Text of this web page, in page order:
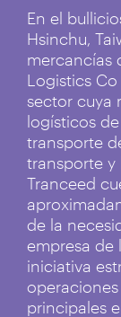
En el
Hsinchu,
mercancías
Logistics
sector cuya
logísticos
transporte
transporte y
Tranceed
de la
empresa de
iniciativa
principales